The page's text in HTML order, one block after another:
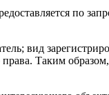
по
вид
права. Таким